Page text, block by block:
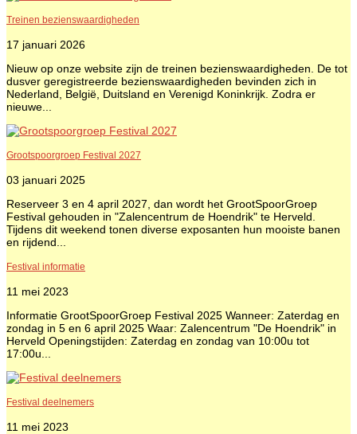
Treinen bezienswaardigheden
17 januari 2026
Nieuw op onze website zijn de treinen bezienswaardigheden. De tot
dusver geregistreerde bezienswaardigheden bevinden zich in
Nederland, België, Duitsland en Verenigd Koninkrijk. Zodra er
nieuwe...
Grootspoorgroep Festival 2027
03 januari 2025
Reserveer 3 en 4 april 2027, dan wordt het GrootSpoorGroep
Festival gehouden in "Zalencentrum de Hoendrik" te Herveld.
Tijdens dit weekend tonen diverse exposanten hun mooiste banen
en rijdend...
Festival informatie
11 mei 2023
Informatie GrootSpoorGroep Festival 2025 Wanneer: Zaterdag en
zondag in 5 en 6 april 2025 Waar: Zalencentrum "De Hoendrik" in
Herveld Openingstijden: Zaterdag en zondag van 10:00u tot
17:00u...
Festival deelnemers
11 mei 2023